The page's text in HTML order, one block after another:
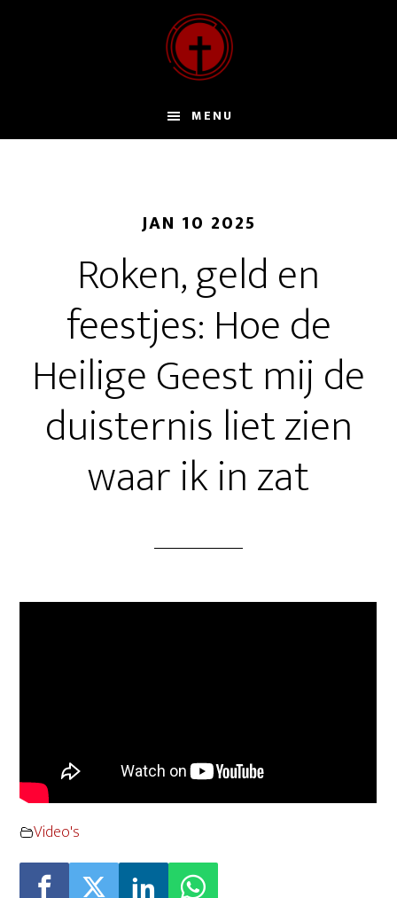
MENU
JAN 10 2025
Roken, geld en
feestjes: Hoe de
Heilige Geest mij de
duisternis liet zien
waar ik in zat
Video's